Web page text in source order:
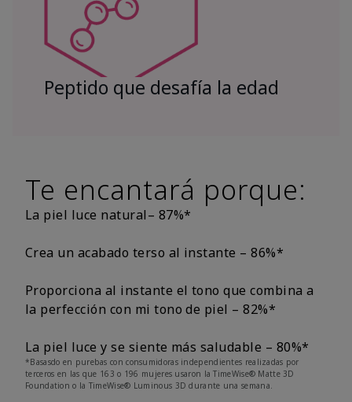
Peptido que desafía la edad
Te encantará porque:
La piel luce natural– 87%*
Crea un acabado terso al instante – 86%*
Proporciona al instante el tono que combina a
la perfección con mi tono de piel – 82%*
La piel luce y se siente más saludable – 80%*
*Basasdo en purebas con consumidoras independientes realizadas por
terceros en las que 163 o 196 mujeres usaron la TimeWise® Matte 3D
Foundation o la TimeWise® Luminous 3D durante una semana.